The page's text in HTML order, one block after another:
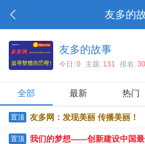
友多的
友多的故事
今日: 0 主题: 131 排名: 30
全部 最新 热门
置顶 友多网：发现美丽 传播美丽！
置顶 我们的梦想——创新建设中国最